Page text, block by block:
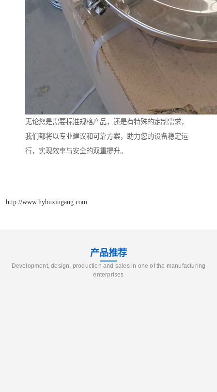
无论您是需要标准规格产品，还是有特殊的定制需求，
我们都将以专业建议和可靠方案，助力您的设备稳定运
行，实现效率与安全的双重提升。
http://www.hybuxiugang.com
产品推荐
Development, design, production and sales in one of the manufacturing
enterprises